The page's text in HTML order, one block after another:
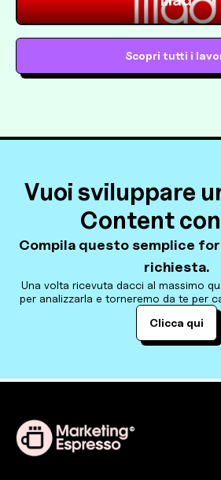
Scopri tutti i
Vuoi sviluppare
Content
Compila questo semplice
richiesta.
Una volta ricevuta dacci al massimo
per analizzarla e torneremo da te per
Clicca qui
®